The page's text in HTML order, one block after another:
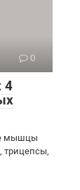
0
4
мышцы
трицепсы,